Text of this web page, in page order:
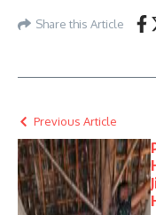
Share this Article
Previous Article